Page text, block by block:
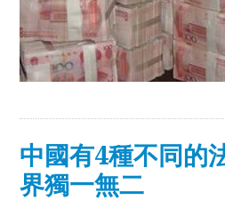
中國有4種不同的
界獨一無二